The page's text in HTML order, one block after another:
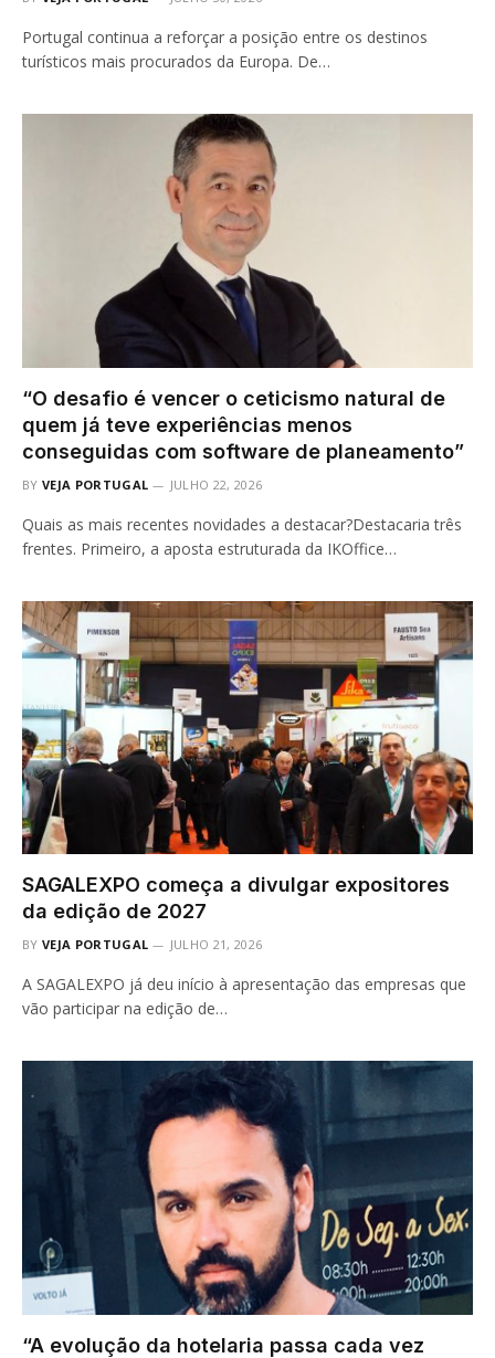
Portugal continua a reforçar a posição entre os destinos
turísticos mais procurados da Europa. De…
“O desafio é vencer o ceticismo natural de
quem já teve experiências menos
conseguidas com software de planeamento”
BY VEJA PORTUGAL JULHO 22, 2026
Quais as mais recentes novidades a destacar?Destacaria três
frentes. Primeiro, a aposta estruturada da IKOffice…
SAGALEXPO começa a divulgar expositores
da edição de 2027
BY VEJA PORTUGAL JULHO 21, 2026
A SAGALEXPO já deu início à apresentação das empresas que
vão participar na edição de…
“A evolução da hotelaria passa cada vez